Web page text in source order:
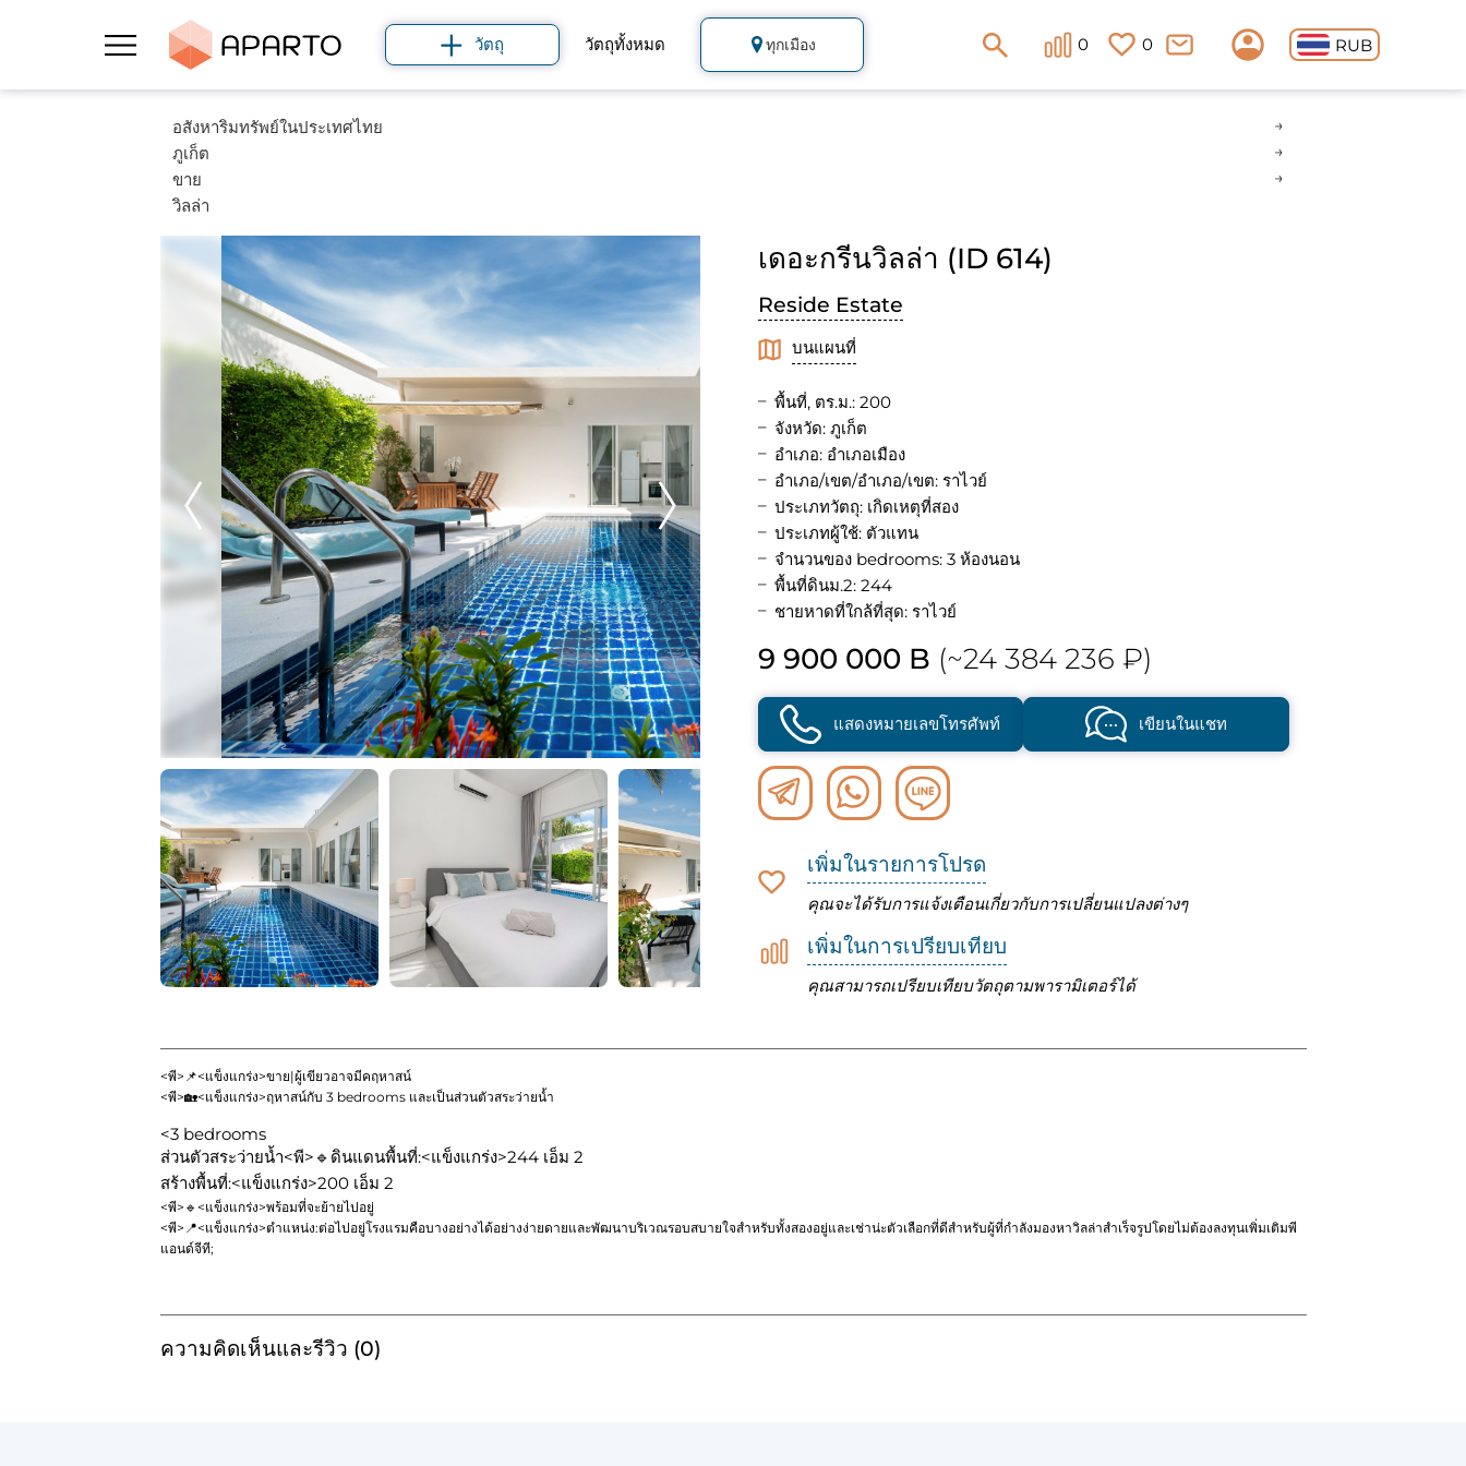
วัตถุ วัตถุทั้งหมด ทุกเมือง 0 0 RUB
อสังหาริมทรัพย์ในประเทศไทย
ภูเก็ต
ขาย
วิลล่า
เดอะกรีนวิลล่า (ID 614)
Reside Estate
บนแผนที่
พื้นที่, ตร.ม.: 200
จังหวัด: ภูเก็ต
อำเภอ: อำเภอเมือง
อำเภอ/เขต/อำเภอ/เขต: ราไวย์
ประเภทวัตถุ: เกิดเหตุที่สอง
ประเภทผู้ใช้: ตัวแทน
จำนวนของ bedrooms: 3 ห้องนอน
พื้นที่ดินม.2: 244
ชายหาดที่ใกล้ที่สุด: ราไวย์
9 900 000 B (~24 384 236 ₽)
แสดงหมายเลขโทรศัพท์ เขียนในแชท
เพิ่มในรายการโปรด
คุณจะได้รับการแจ้งเตือนเกี่ยวกับการเปลี่ยนแปลงต่างๆ
เพิ่มในการเปรียบเทียบ
คุณสามารถเปรียบเทียบวัตถุตามพารามิเตอร์ได้
<พี>📌<แข็งแกร่ง>ขาย|ผู้เขียวอาจมีคฤหาสน์
<พี>🏡<แข็งแกร่ง>ฤหาสน์กับ 3 bedrooms และเป็นส่วนตัวสระว่ายน้ำ
<3 bedrooms
ส่วนตัวสระว่ายน้ำ<พี>🔹ดินแดนพื้นที่:<แข็งแกร่ง>244 เอ็ม 2
สร้างพื้นที่:<แข็งแกร่ง>200 เอ็ม 2
<พี>🔹<แข็งแกร่ง>พร้อมที่จะย้ายไปอยู่
<พี>📍<แข็งแกร่ง>ตำแหน่ง:ต่อไปอยู่โรงแรมคือบางอย่างได้อย่างง่ายดายและพัฒนาบริเวณรอบสบายใจสำหรับทั้งสองอยู่และเช่าน่ะตัวเลือกที่ดีสำหรับผู้ที่กำลังมองหาวิลล่าสำเร็จรูปโดยไม่ต้องลงทุนเพิ่มเติมพี
แอนด์จีที;
ความคิดเห็นและรีวิว (0)